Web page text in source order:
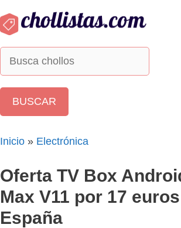
al
contenido
Inicio » Electrónica
Oferta TV Box
Max V11 por 17
España